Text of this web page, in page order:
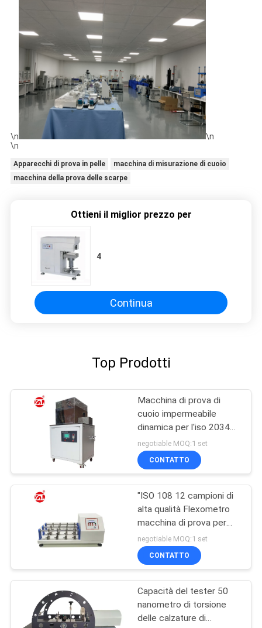
\n
\n
\n
Apparecchi di prova in pelle
macchina di misurazione di cuoio
macchina della prova delle scarpe
Ottieni il miglior prezzo per
4
Continua
Top Prodotti
Macchina di prova di
cuoio impermeabile
dinamica per l'iso 20344
dell'en finito delle scarpe
di cuoio
negotiable MOQ:1 set
CONTATTO
"ISO 108 12 campioni di
alta qualità Flexometro
macchina di prova per
tessuti / cuoio""
negotiable MOQ:1 set
CONTATTO
Capacità del tester 50
nanometro di torsione
delle calzature di